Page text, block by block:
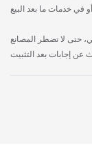
حتى لا تضطر المصانع